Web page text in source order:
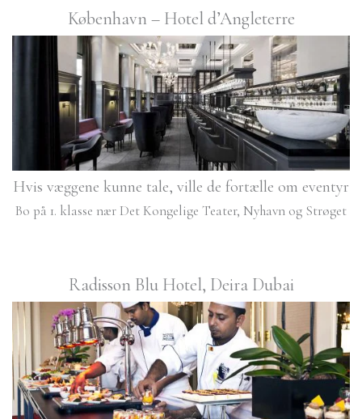
København – Hotel d’Angleterre
Hvis væggene kunne tale, ville de fortælle om eventyr
Bo på 1. klasse nær Det Kongelige Teater, Nyhavn og Strøget
Radisson Blu Hotel, Deira Dubai